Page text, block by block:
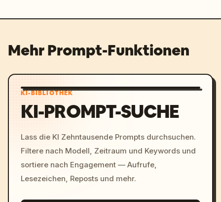
Mehr Prompt-Funktionen
KI-BIBLIOTHEK
KI-PROMPT-SUCHE
Lass die KI Zehntausende Prompts durchsuchen.
Filtere nach Modell, Zeitraum und Keywords und
sortiere nach Engagement — Aufrufe,
Lesezeichen, Reposts und mehr.